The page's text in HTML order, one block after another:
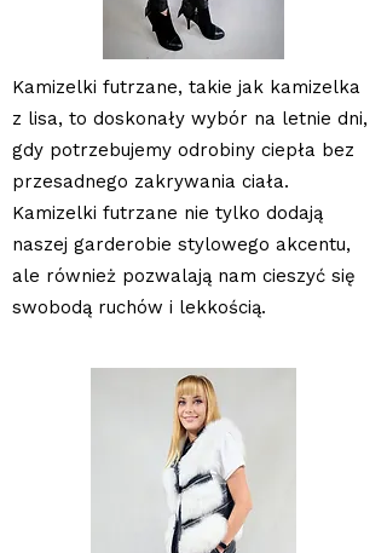
Kamizelki futrzane, takie jak kamizelka
z lisa, to doskonały wybór na letnie dni,
gdy potrzebujemy odrobiny ciepła bez
przesadnego zakrywania ciała.
Kamizelki futrzane nie tylko dodają
naszej garderobie stylowego akcentu,
ale również pozwalają nam cieszyć się
swobodą ruchów i lekkością.